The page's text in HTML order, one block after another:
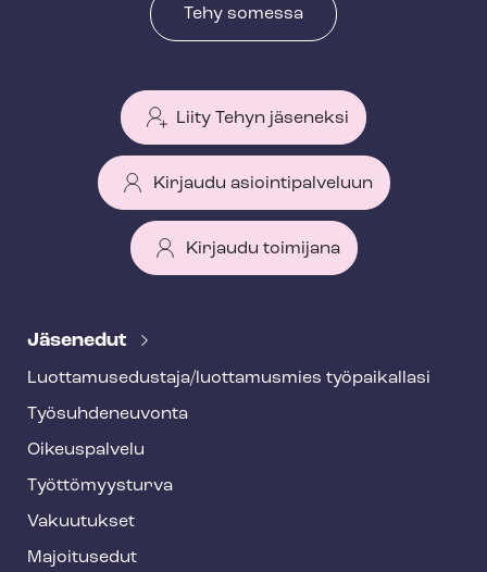
Tehy somessa
Liity Tehyn jäseneksi
Kirjaudu asiointipalveluun
Kirjaudu toimijana
e
f
o
o
t
e
Jäsenedut
Luot­ta­muse­dus­ta­ja/luottamusmies työpaikallasi
Työ­suh­de­neu­von­ta
Oikeuspalvelu
Työt­tö­myys­tur­va
Vakuutukset
Majoitusedut